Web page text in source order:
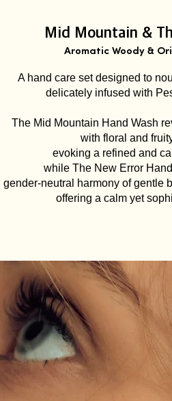
Mid Mountain &
Aromatic Woody &
A hand care set designed to
delicately infused with
The Mid Mountain Hand Wash
with floral and
evoking a refined and
while The New Error
gender-neutral harmony of gentle
offering a calm yet